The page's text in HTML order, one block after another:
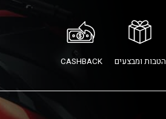
הטבות ומבצעים CASHBACK